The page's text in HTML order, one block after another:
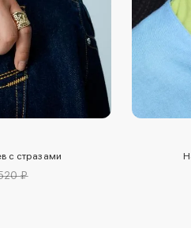
с стразами
₽